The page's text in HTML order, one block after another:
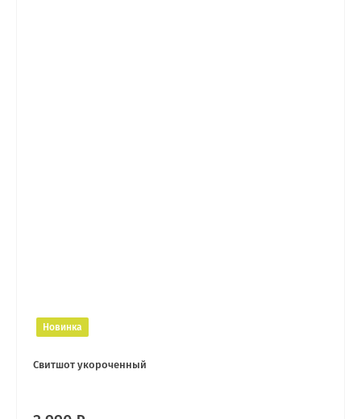
Новинка
Свитшот укороченный